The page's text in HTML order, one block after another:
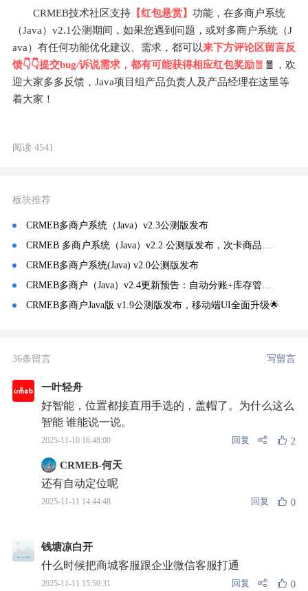
CRMEB技术社区支持 【红包悬赏】 功能， 在多商户系统
（Java）v2.1公测期间，如果您遇到问题，或对多商户系统（J
ava）有任何功能优化建议、需求，都可以来下方评论区留言反
馈👇👇提交bug/诉说需求，都有可能获得相应红包奖励🧧 🧧，欢
迎大家多多反馈，Java项目组产品负责人及产品经理在这里等
着大家！
阅读 4541
板块推荐
CRMEB多商户系统（Java）v2.3公测版发布
CRMEB 多商户系统（Java）v2.2 公测版发布，次卡商品上线~
CRMEB多商户系统(Java) v2.0公测版发布
CRMEB多商户（Java）v2.4更新预告：自动分账+库存管理，让平台自动管好“钱和货”！
CRMEB多商户Java版 v1.9公测版发布，移动端UI全面升级🌟
36条留言 写留言
一叶轻舟
好智能，位置都接直用手选的，盖帽了。为什么这么
智能 谁能说一说。
2025-11-10 16:48:00 回复 2
CRMEB-何天
还有自动定位呢
2025-11-11 14:44:48 回复 0
钱塘凉白开
什么时候把商城客服跟企业微信客服打通
2025-11-11 15:50:31 回复 0